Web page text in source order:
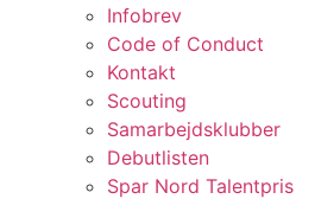
Infobrev
Code of Conduct
Kontakt
Scouting
Samarbejdsklubber
Debutlisten
Spar Nord Talentpris